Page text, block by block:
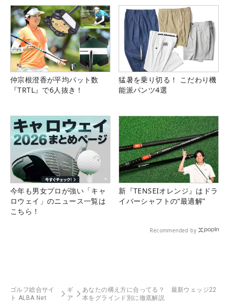
仲宗根澄香が平均パット数
『TRTL』で6人抜き！
猛暑を乗り切る！ こだわり機
能派パンツ4選
今年も男女プロが強い「キャ
ロウェイ」のニュース一覧は
こちら！
新『TENSEIオレンジ』はドラ
イバーシャフトの“最適解”
Recommended by
ゴルフ総合サイ
ト ALBA Net
ギ
ア
あなたの構え方に合ってる？ 最新ウェッジ22
本をグラインド別に徹底解説